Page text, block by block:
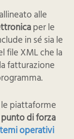
alle
per le
in sé sia le
file XML che la
fatturazione
piattaforme
di forza
operativi